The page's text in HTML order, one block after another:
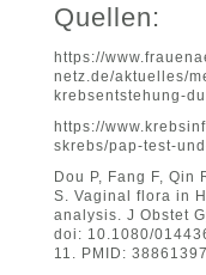
Quellen:
https://
netz.de/aktuelles/
krebsentstehung-
https://
skrebs/pap-test-
Dou P, Fang F, Qin
S. Vaginal flora in
analysis. J Obstet
doi: 10.1080/
11. PMID: